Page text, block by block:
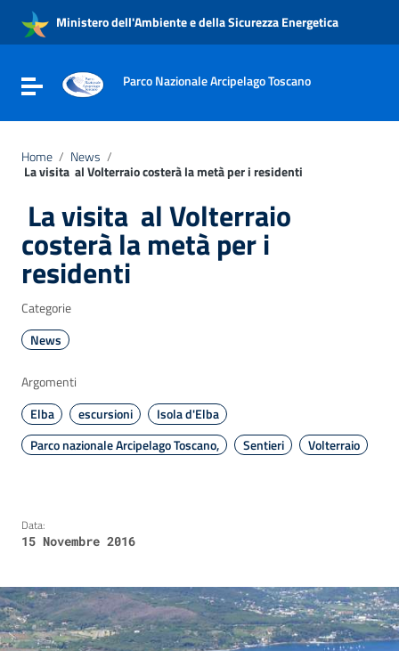
Vai al menu di navigazione
Vai al footer
Ministero dell'Ambiente e della Sicurezza Energetica
Attiva / disattiva la navigazione
Parco Nazionale Arcipelago Toscano
Home / News /
La visita al Volterraio costerà la metà per i residenti
La visita al Volterraio
costerà la metà per i
residenti
Categorie
News
Argomenti
Elba
escursioni
Isola d'Elba
Parco nazionale Arcipelago Toscano,
Sentieri Volterraio
Data:
15 Novembre 2016